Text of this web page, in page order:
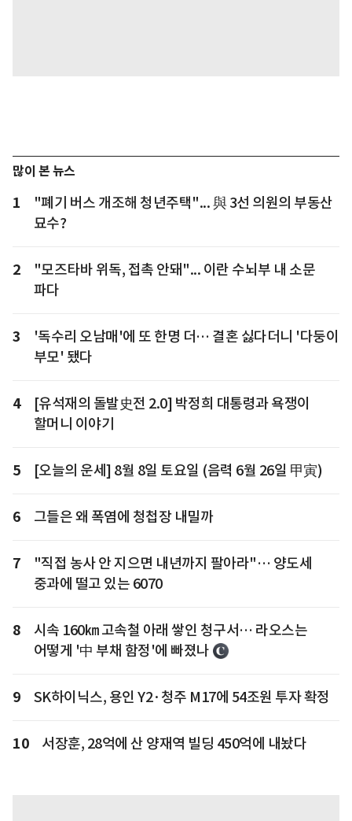
많이 본 뉴스
1
"폐기 버스 개조해 청년주택"... 與 3선 의원의 부동산
묘수?
2
"모즈타바 위독, 접촉 안돼"... 이란 수뇌부 내 소문
파다
3
'독수리 오남매'에 또 한명 더… 결혼 싫다더니 '다둥이
부모' 됐다
4
[유석재의 돌발史전 2.0] 박정희 대통령과 욕쟁이
할머니 이야기
5 [오늘의 운세] 8월 8일 토요일 (음력 6월 26일 甲寅)
6 그들은 왜 폭염에 청첩장 내밀까
7
"직접 농사 안 지으면 내년까지 팔아라"… 양도세
중과에 떨고 있는 6070
8
시속 160㎞ 고속철 아래 쌓인 청구서… 라오스는
어떻게 '中 부채 함정'에 빠졌나
9 SK하이닉스, 용인 Y2·청주 M17에 54조원 투자 확정
10 서장훈, 28억에 산 양재역 빌딩 450억에 내놨다